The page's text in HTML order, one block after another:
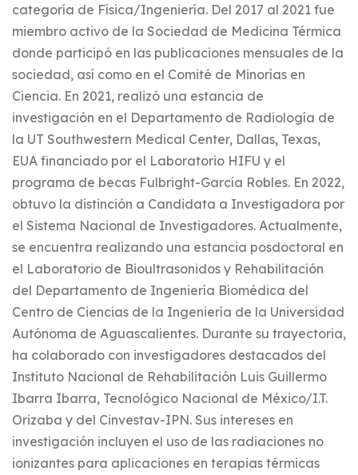
categoría de Física/Ingeniería. Del 2017 al 2021 fue
miembro activo de la Sociedad de Medicina Térmica
donde participó en las publicaciones mensuales de la
sociedad, así como en el Comité de Minorías en
Ciencia. En 2021, realizó una estancia de
investigación en el Departamento de Radiología de
la UT Southwestern Medical Center, Dallas, Texas,
EUA financiado por el Laboratorio HIFU y el
programa de becas Fulbright-García Robles. En 2022,
obtuvo la distinción a Candidata a Investigadora por
el Sistema Nacional de Investigadores. Actualmente,
se encuentra realizando una estancia posdoctoral en
el Laboratorio de Bioultrasonidos y Rehabilitación
del Departamento de Ingeniería Biomédica del
Centro de Ciencias de la Ingeniería de la Universidad
Autónoma de Aguascalientes. Durante su trayectoria,
ha colaborado con investigadores destacados del
Instituto Nacional de Rehabilitación Luis Guillermo
Ibarra Ibarra, Tecnológico Nacional de México/I.T.
Orizaba y del Cinvestav-IPN. Sus intereses en
investigación incluyen el uso de las radiaciones no
ionizantes para aplicaciones en terapias térmicas